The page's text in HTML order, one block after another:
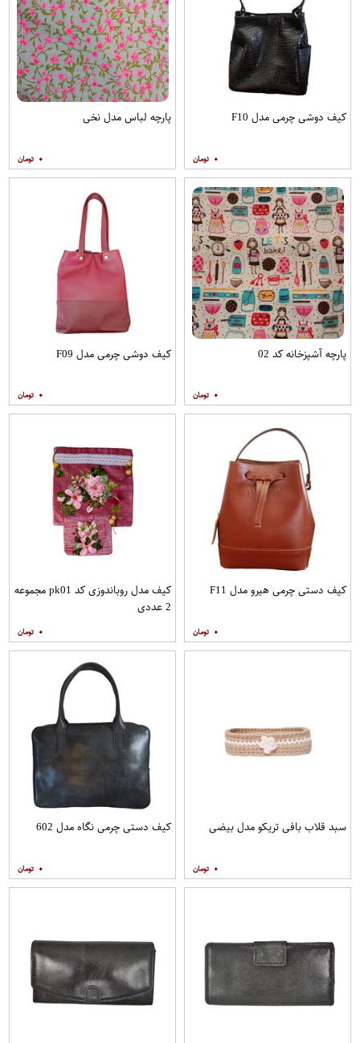
کیف دوشی چرمی مدل F10
۰
پارچه لباس مدل نخی
۰
پارچه آشپزخانه کد 02
۰
کیف دوشی چرمی مدل F09
۰
کیف دستی چرمی هیرو مدل F11
۰
کیف مدل روباندوزی کد pk01 مجموعه
2 عددی
۰
سبد قلاب بافی تریکو مدل بیضی
۰
کیف دستی چرمی نگاه مدل 602
۰